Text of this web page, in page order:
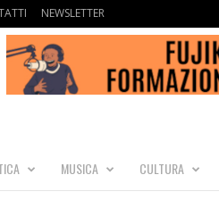
NEWSLETTER
MUSICA CULTURA